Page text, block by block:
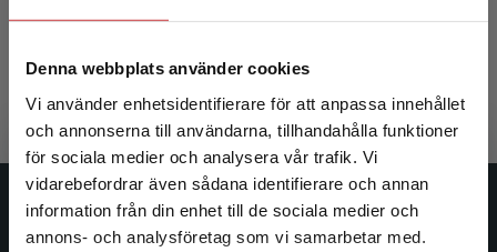
Denna webbplats använder cookies
Vi använder enhetsidentifierare för att anpassa innehållet
och annonserna till användarna, tillhandahålla funktioner
för sociala medier och analysera vår trafik. Vi
vidarebefordrar även sådana identifierare och annan
information från din enhet till de sociala medier och
annons- och analysföretag som vi samarbetar med.
Begränsad fraktregion
393 krinkl. moms
Studentlitteratur